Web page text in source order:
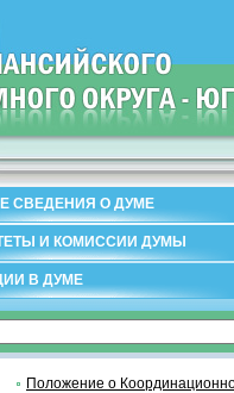
СВЕДЕНИЯ О ДУМЕ
И КОМИССИИ ДУМЫ
В ДУМЕ
Положение о